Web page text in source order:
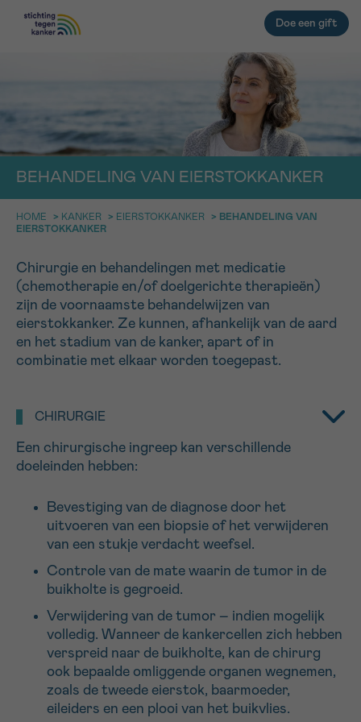
Doe een gift
BEHANDELING VAN EIERSTOKKANKER
HOME > KANKER > EIERSTOKKANKER > BEHANDELING VAN
EIERSTOKKANKER
Chirurgie en behandelingen met medicatie
(chemotherapie en/of doelgerichte therapieën)
zijn de voornaamste behandelwijzen van
eierstokkanker. Ze kunnen, afhankelijk van de aard
en het stadium van de kanker, apart of in
combinatie met elkaar worden toegepast.
CHIRURGIE
Een chirurgische ingreep kan verschillende
doeleinden hebben:
Bevestiging van de diagnose door het
uitvoeren van een biopsie of het verwijderen
van een stukje verdacht weefsel.
Controle van de mate waarin de tumor in de
buikholte is gegroeid.
Verwijdering van de tumor – indien mogelijk
volledig. Wanneer de kankercellen zich hebben
verspreid naar de buikholte, kan de chirurg
ook bepaalde omliggende organen wegnemen,
zoals de tweede eierstok, baarmoeder,
eileiders en een plooi van het buikvlies.
EMAIL
NAAM
VOORNAAM
IN DE STRIJD TEGEN KANKER STA
Professionele medewerkers beantwoorden je vragen
ma-vrij 9u tot 18u
Via ons
contactformulier
Meer weten over Kankerinfo
NAAM
EMAIL
MIJN VRAAG
Ja, stuur mij de nieuwsbrief
Ik aanvaard degebruiksvoorwaarden
9h-11h
11h-13h
13h-16h
Verder